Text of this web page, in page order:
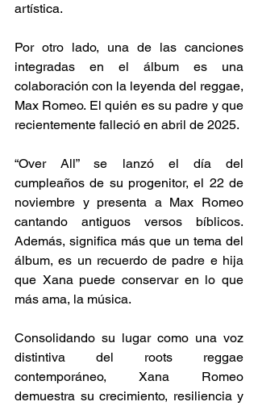
artística.
Por otro lado, una de las canciones
integradas en el álbum es una
colaboración con la leyenda del reggae,
Max Romeo. El quién es su padre y que
recientemente falleció en abril de 2025.
“Over All” se lanzó el día del
cumpleaños de su progenitor, el 22 de
noviembre y presenta a Max Romeo
cantando antiguos versos bíblicos.
Además, significa más que un tema del
álbum, es un recuerdo de padre e hija
que Xana puede conservar en lo que
más ama, la música.
Consolidando su lugar como una voz
distintiva del roots reggae
contemporáneo, Xana Romeo
demuestra su crecimiento, resiliencia y